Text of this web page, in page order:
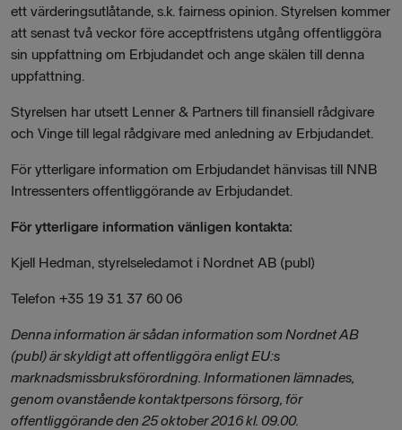
ett värderingsutlåtande, s.k. fairness opinion. Styrelsen kommer
att senast två veckor före acceptfristens utgång offentliggöra
sin uppfattning om Erbjudandet och ange skälen till denna
uppfattning.
Styrelsen har utsett Lenner & Partners till finansiell rådgivare
och Vinge till legal rådgivare med anledning av Erbjudandet.
För ytterligare information om Erbjudandet hänvisas till NNB
Intressenters offentliggörande av Erbjudandet.
För ytterligare information vänligen kontakta:
Kjell Hedman, styrelseledamot i Nordnet AB (publ)
Telefon +35 19 31 37 60 06
Denna information är sådan information som Nordnet AB
(publ) är skyldigt att offentliggöra enligt EU:s
marknadsmissbruksförordning. Informationen lämnades,
genom ovanstående kontaktpersons försorg, för
offentliggörande den 25 oktober 2016 kl. 09.00.